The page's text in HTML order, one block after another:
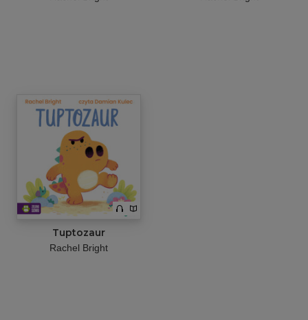
Tuptozaur
Rachel Bright